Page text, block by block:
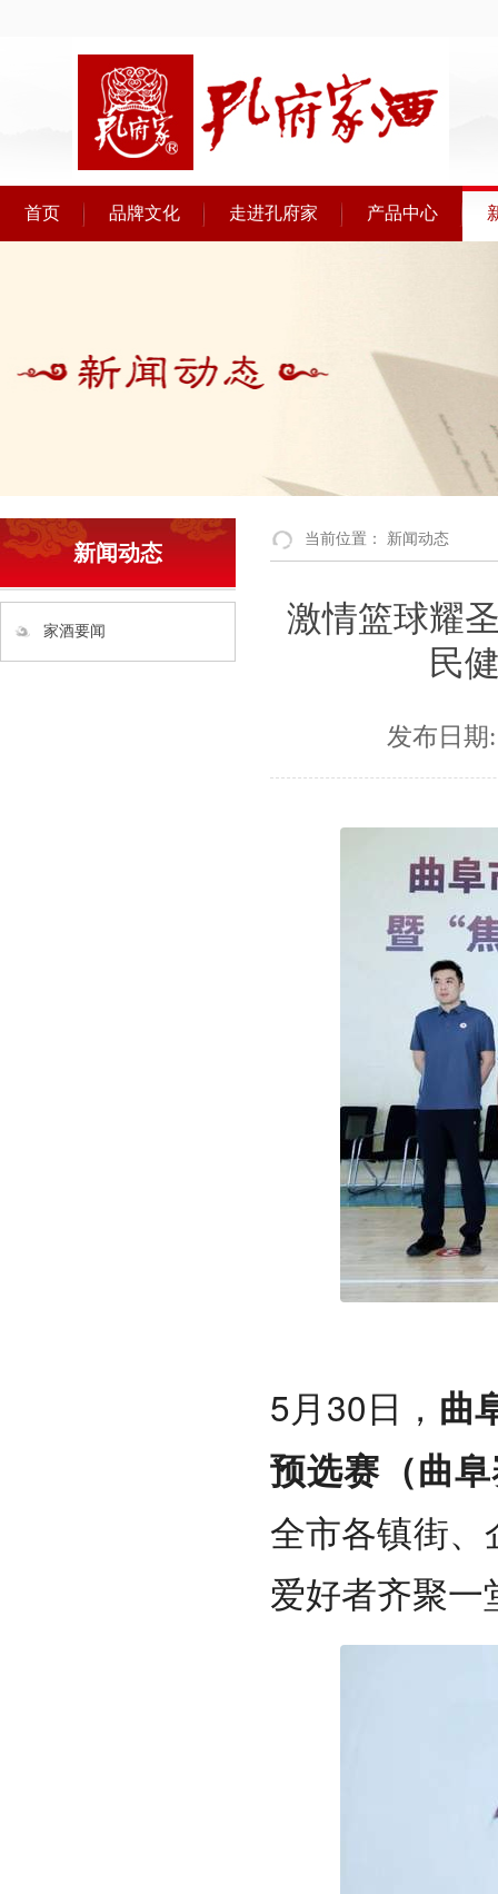
首页 品牌文化 走进孔府家 产品中心
新闻动态
家酒要闻
当前位置： 新闻动态
激情篮球耀
民
发布日期:
5月30日， 曲
预选赛（曲
全市各镇街
爱好者齐聚